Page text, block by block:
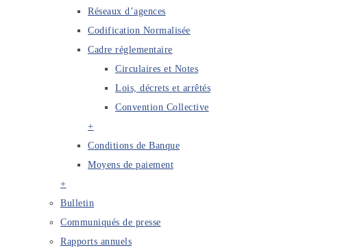
Réseaux d’agences
Codification Normalisée
Cadre réglementaire
Circulaires et Notes
Lois, décrets et arrêtés
Convention Collective
+
Conditions de Banque
Moyens de paiement
+
Bulletin
Communiqués de presse
Rapports annuels